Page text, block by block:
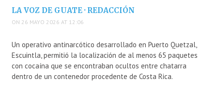
LA VOZ DE GUATE · REDACCIÓN
ON 26 MAYO 2026 AT 12:06
Un operativo antinarcótico desarrollado en Puerto Quetzal,
Escuintla, permitió la localización de al menos 65 paquetes
con cocaína que se encontraban ocultos entre chatarra
dentro de un contenedor procedente de Costa Rica.